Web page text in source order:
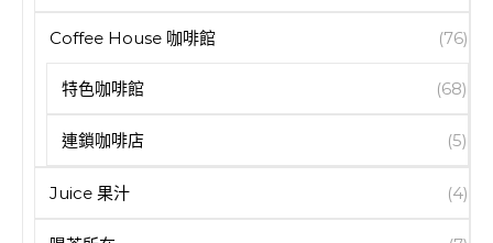
Coffee House 咖啡館 (76)
特色咖啡館 (68)
連鎖咖啡店 (5)
Juice 果汁 (4)